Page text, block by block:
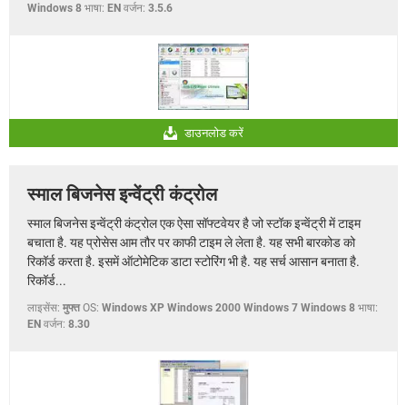
Windows 8 भाषा: EN वर्जन: 3.5.6
डाउनलोड करें
स्माल बिजनेस इन्वेंट्री कंट्रोल
स्माल बिजनेस इन्वेंट्री कंट्रोल एक ऐसा सॉफ्टवेयर है जो स्टॉक इन्वेंट्री में टाइम
बचाता है. यह प्रोसेस आम तौर पर काफी टाइम ले लेता है. यह सभी बारकोड को
रिकॉर्ड करता है. इसमें ऑटोमेटिक डाटा स्टोरिंग भी है. यह सर्च आसान बनाता है.
रिकॉर्ड...
लाइसेंस: मुफ्त OS: Windows XP Windows 2000 Windows 7 Windows 8 भाषा:
EN वर्जन: 8.30